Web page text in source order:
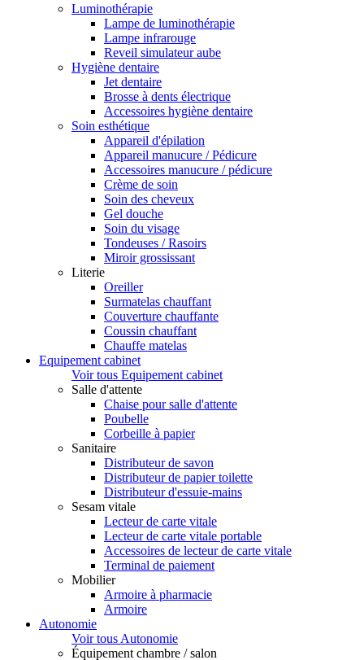
Luminothérapie
Lampe de luminothérapie
Lampe infrarouge
Reveil simulateur aube
Hygiène dentaire
Jet dentaire
Brosse à dents électrique
Accessoires hygiène dentaire
Soin esthétique
Appareil d'épilation
Appareil manucure / Pédicure
Accessoires manucure / pédicure
Crème de soin
Soin des cheveux
Gel douche
Soin du visage
Tondeuses / Rasoirs
Miroir grossissant
Literie
Oreiller
Surmatelas chauffant
Couverture chauffante
Coussin chauffant
Chauffe matelas
Equipement cabinet
Voir tous Equipement cabinet
Salle d'attente
Chaise pour salle d'attente
Poubelle
Corbeille à papier
Sanitaire
Distributeur de savon
Distributeur de papier toilette
Distributeur d'essuie-mains
Sesam vitale
Lecteur de carte vitale
Lecteur de carte vitale portable
Accessoires de lecteur de carte vitale
Terminal de paiement
Mobilier
Armoire à pharmacie
Armoire
Autonomie
Voir tous Autonomie
Équipement chambre / salon